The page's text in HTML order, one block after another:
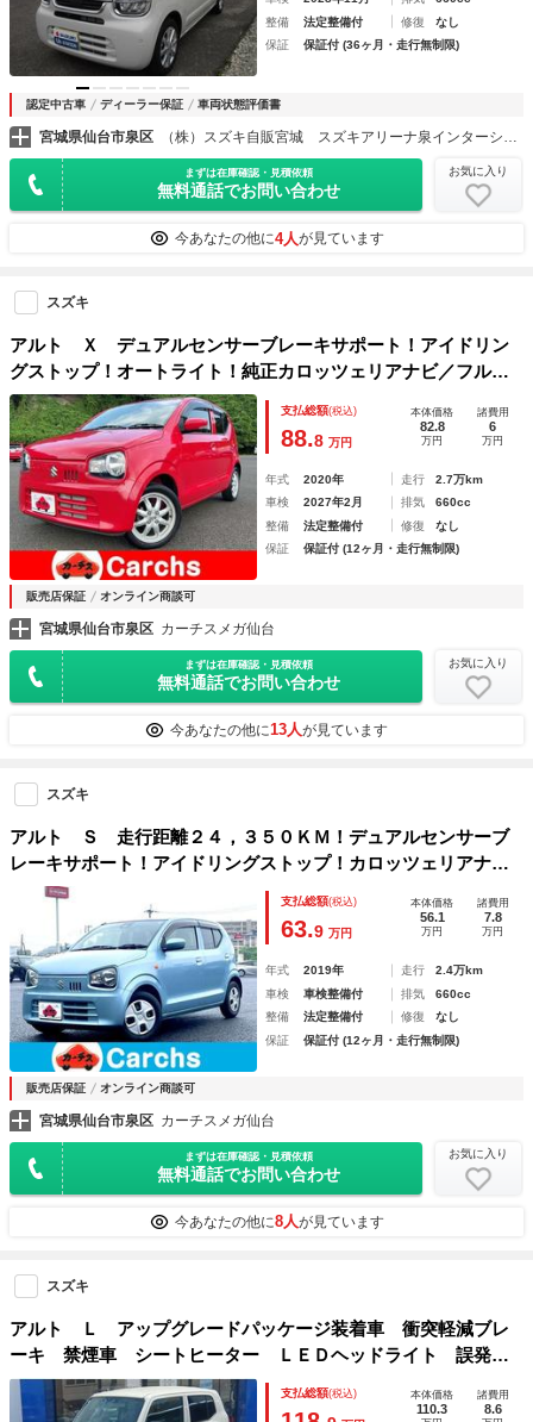
整備
法定整備付 修復
なし
保証
保証付 (36ヶ月・走行無制限)
認定中古車 ディーラー保証 車両状態評価書
宮城県仙台市泉区 （株）スズキ自販宮城 スズキアリーナ泉インターシティー／Ｕ’ｓＳＴＡＴＩＯＮ泉インターシティー
まずは在庫確認・見積依頼
無料通話でお問い合わせ
お気に入り
今あなたの他に4人が見ています
スズキ
アルト Ｘ デュアルセンサーブレーキサポート！アイドリン
グストップ！オートライト！純正カロッツェリアナビ／フルセ
グＴＶ／ＢＴ！前席シートヒーター！ＥＴＣ！スマートキー！
支払総額(税込)
88.8 万円
本体価格
82.8
万円
諸費用
6
万円
年式 2020年 走行
2.7万km
車検
2027年2月 排気
660cc
整備
法定整備付 修復
なし
保証
保証付 (12ヶ月・走行無制限)
販売店保証 オンライン商談可
宮城県仙台市泉区 カーチスメガ仙台
まずは在庫確認・見積依頼
無料通話でお問い合わせ
お気に入り
今あなたの他に13人が見ています
スズキ
アルト Ｓ 走行距離２４，３５０ＫＭ！デュアルセンサーブ
レーキサポート！アイドリングストップ！カロッツェリアナビ
／フルセグＴＶ／Ｂｌｕｅｔｏｏｔｈ Ａｕｄｉｏ！オートラ
イト！シートヒーター！キーレスエントリー！
支払総額(税込)
63.9 万円
本体価格
56.1
万円
諸費用
7.8
万円
年式 2019年 走行
2.4万km
車検
車検整備付 排気
660cc
整備
法定整備付 修復
なし
保証
保証付 (12ヶ月・走行無制限)
販売店保証 オンライン商談可
宮城県仙台市泉区 カーチスメガ仙台
まずは在庫確認・見積依頼
無料通話でお問い合わせ
お気に入り
今あなたの他に8人が見ています
スズキ
アルト Ｌ アップグレードパッケージ装着車 衝突軽減ブレ
ーキ 禁煙車 シートヒーター ＬＥＤヘッドライト 誤発進
抑制 横滑り防止 Ｗ・サイド・カーテンエアバック アイド
リングストップ キーレス ＡＵＴＯライト
支払総額(税込) 本体価格
110.3
諸費用
8.6